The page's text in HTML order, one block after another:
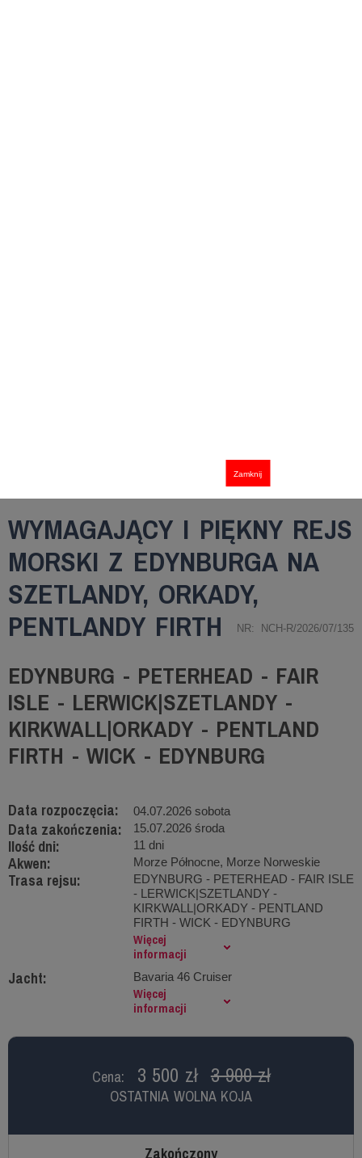
Zamknij
WYMAGAJĄCY I PIĘKNY REJS
MORSKI Z EDYNBURGA NA
SZETLANDY, ORKADY,
PENTLANDY FIRTH
NR: NCH-R/2026/07/135
EDYNBURG - PETERHEAD - FAIR
ISLE - LERWICK|SZETLANDY -
KIRKWALL|ORKADY - PENTLAND
FIRTH - WICK - EDYNBURG
Data rozpoczęcia: 04.07.2026 sobota
Data zakończenia: 15.07.2026 środa
Ilość dni: 11 dni
Akwen: Morze Północne, Morze Norweskie
Trasa rejsu:
EDYNBURG - PETERHEAD - FAIR ISLE
- LERWICK|SZETLANDY -
KIRKWALL|ORKADY - PENTLAND
FIRTH - WICK - EDYNBURG
Więcej
informacji
Jacht: Bavaria 46 Cruiser
Więcej
informacji
Cena: 3 500 zł 3 900 zł
OSTATNIA WOLNA KOJA
Zakończony